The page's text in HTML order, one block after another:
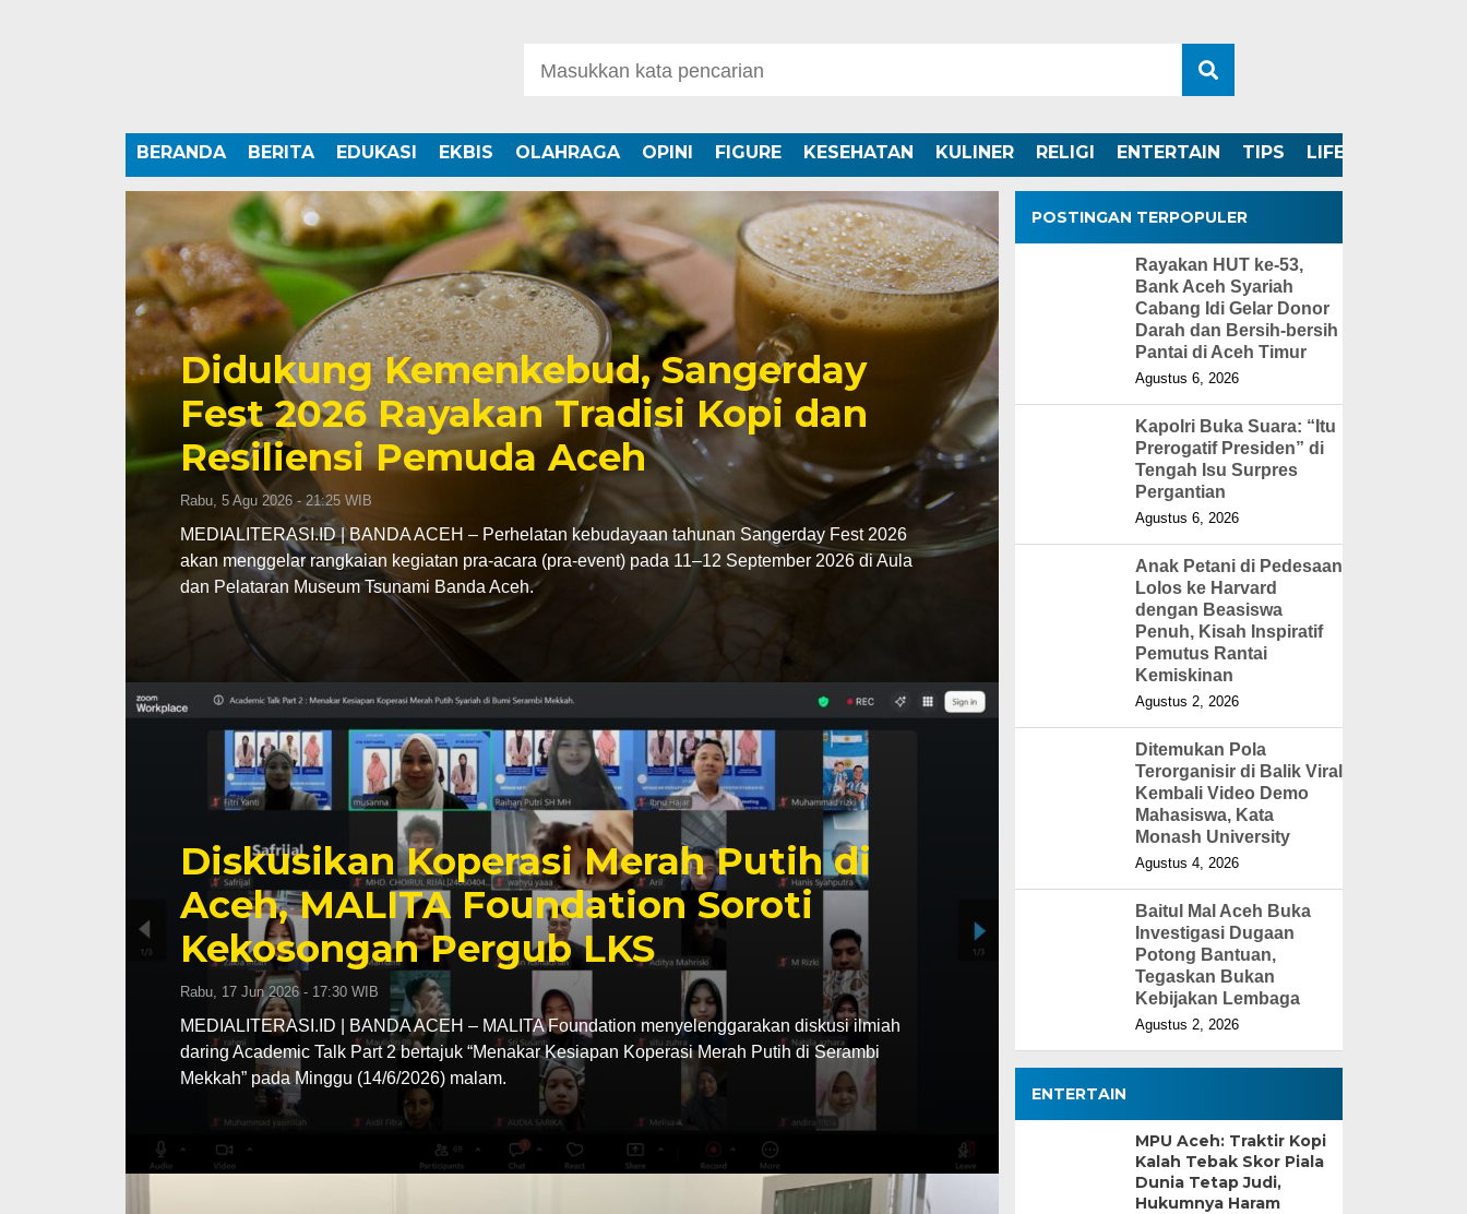
BERANDA BERITA EDUKASI EKBIS OLAHRAGA OPINI FIGURE KESEHATAN KULINER RELIGI ENTERTAIN TIPS LIFESTYLE
Didukung Kemenkebud, Sangerday
Fest 2026 Rayakan Tradisi Kopi dan
Resiliensi Pemuda Aceh
Rabu, 5 Agu 2026 - 21:25 WIB
MEDIALITERASI.ID | BANDA ACEH – Perhelatan kebudayaan tahunan Sangerday Fest 2026
akan menggelar rangkaian kegiatan pra-acara (pra-event) pada 11–12 September 2026 di Aula
dan Pelataran Museum Tsunami Banda Aceh.
Diskusikan Koperasi Merah Putih di
Aceh, MALITA Foundation Soroti
Kekosongan Pergub LKS
Rabu, 17 Jun 2026 - 17:30 WIB
MEDIALITERASI.ID | BANDA ACEH – MALITA Foundation menyelenggarakan diskusi ilmiah
daring Academic Talk Part 2 bertajuk “Menakar Kesiapan Koperasi Merah Putih di Serambi
Mekkah” pada Minggu (14/6/2026) malam.
POSTINGAN TERPOPULER
Rayakan HUT ke-53,
Bank Aceh Syariah
Cabang Idi Gelar Donor
Darah dan Bersih-bersih
Pantai di Aceh Timur
Agustus 6, 2026
Kapolri Buka Suara: “Itu
Prerogatif Presiden” di
Tengah Isu Surpres
Pergantian
Agustus 6, 2026
Anak Petani di Pedesaan
Lolos ke Harvard
dengan Beasiswa
Penuh, Kisah Inspiratif
Pemutus Rantai
Kemiskinan
Agustus 2, 2026
Ditemukan Pola
Terorganisir di Balik Viral
Kembali Video Demo
Mahasiswa, Kata
Monash University
Agustus 4, 2026
Baitul Mal Aceh Buka
Investigasi Dugaan
Potong Bantuan,
Tegaskan Bukan
Kebijakan Lembaga
Agustus 2, 2026
ENTERTAIN
MPU Aceh: Traktir Kopi
Kalah Tebak Skor Piala
Dunia Tetap Judi,
Hukumnya Haram